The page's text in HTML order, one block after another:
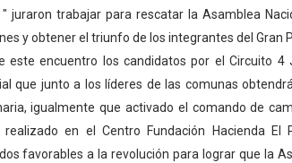
Campo Elías consolida plan de
Fundecem inició con éxito el taller
El Lactario del Iahula celebra la
Plan Vacacional "Venezuela Ríe
" juraron trabajar para rescatar la Asamblea
y obtener el triunfo de los integrantes del Gran
este encuentro los candidatos por el Circuito
que junto a los líderes de las comunas
igualmente que activado el comando de
realizado en el Centro Fundación Hacienda El
favorables a la revolución para lograr que la